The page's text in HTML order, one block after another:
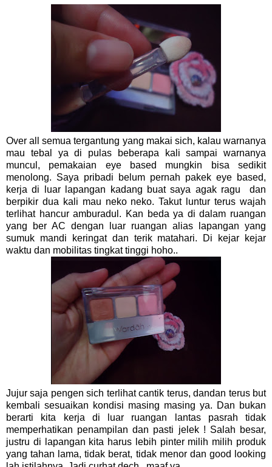
Over all semua tergantung yang makai sich, kalau warnanya
mau tebal ya di pulas beberapa kali sampai warnanya
muncul, pemakaian eye based mungkin bisa sedikit
menolong. Saya pribadi belum pernah pakek eye based,
kerja di luar lapangan kadang buat saya agak ragu dan
berpikir dua kali mau neko neko. Takut luntur terus wajah
terlihat hancur amburadul. Kan beda ya di dalam ruangan
yang ber AC dengan luar ruangan alias lapangan yang
sumuk mandi keringat dan terik matahari. Di kejar kejar
waktu dan mobilitas tingkat tinggi hoho..
Jujur saja pengen sich terlihat cantik terus, dandan terus but
kembali sesuaikan kondisi masing masing ya. Dan bukan
berarti kita kerja di luar ruangan lantas pasrah tidak
memperhatikan penampilan dan pasti jelek ! Salah besar,
justru di lapangan kita harus lebih pinter milih milih produk
yang tahan lama, tidak berat, tidak menor dan good looking